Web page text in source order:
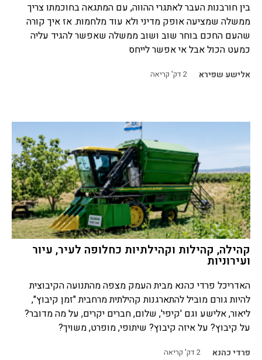
בין חורבנות העבר לאתגרי ההווה, עם המתגאה בחוכמתו צריך
ממשלה שמציעה אופק מדיני ולא עוד מלחמות. אז איך קורה
שהעם החכם בוחר שוב ושוב ממשלה שאפשר להגיד עליה
כמעט הכול אבל אי אפשר לייחס
אלישע שפירא 2דק' קריאה
קהילה, קהילות וקהילתיות כחלופה לעיר, עיור
ועירוניות
האדריכל פרדי כהנא מבית העמק מצפה מהתנועה הקיבוצית
להיות גורם מוביל להתארגנות קהילתית מרחבית "זמן קיבוץ",
ליאור, אלישע וגם 'קיפי', שלום, חברים יקרים, על מה מדובר?
על קיבוץ? על איזה קיבוץ? שיתופי, מופרט, משויך?
פרדי כהנא 2דק' קריאה